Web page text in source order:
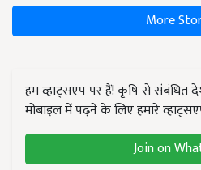
More
हम व्हाट्सएप पर हैं! कृषि से संबंधित
मोबाइल में पढ़ने के लिए हमारे
Join on